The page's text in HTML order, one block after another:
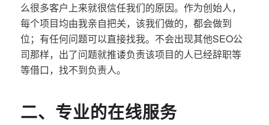
么很多客户上来就很信任我们的原因。作为创始人，
每个项目均由我亲自把关，该我们做的，都会做到
位；有任何问题可以直接找我。不会出现其他SEO公
司那样，出了问题就推诿负责该项目的人已经辞职等
等借口，找不到负责人。
二、专业的在线服务